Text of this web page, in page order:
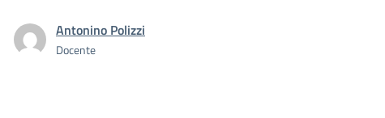
Antonino Polizzi
Docente